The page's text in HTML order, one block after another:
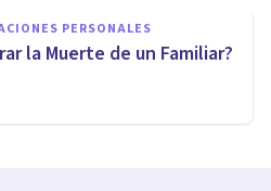
PERSONALES
la Muerte de un Familiar?